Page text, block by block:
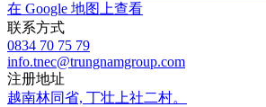
在 Google 地图上查看
联系方式
0834 70 75 79
info.tnec@trungnamgroup.com
注册地址
越南林同省, 丁壮上社二村。